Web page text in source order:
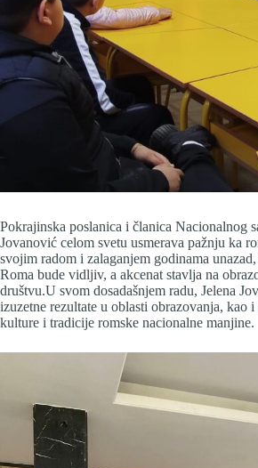
Pokrajinska poslanica i članica Nacionalnog
Jovanović celom svetu usmerava pažnju ka
svojim radom i zalaganjem godinama
Roma bude vidljiv, a akcenat stavlja na
društvu.U svom dosadašnjem radu, Jelena
izuzetne rezultate u oblasti obrazovanja, kao
kulture i tradicije romske nacionalne manjine.